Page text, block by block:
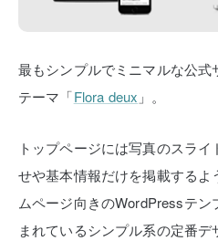
最もシンプルでミニマルな公式
テーマ「Flora deux 」。
トップページには写真のスライ
せや基本情報だけを掲載するよ
ムページ向きのWordPressテン
まれているシンプル系の定番デ